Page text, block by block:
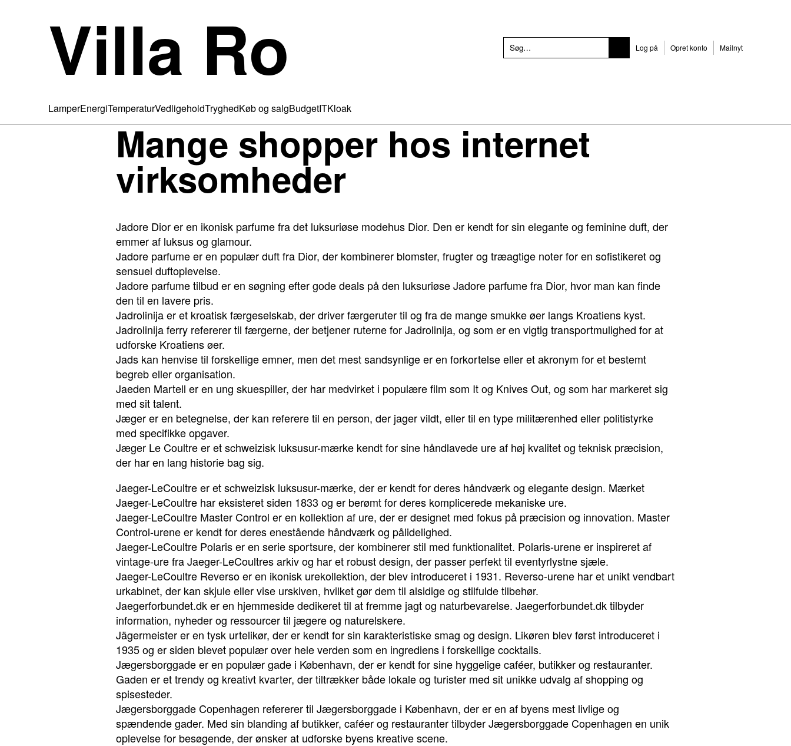
Villa Ro Log på Opret konto Mailnyt
LamperEnergiTemperaturVedligeholdTryghedKøb og salgBudgetITKloak
Mange shopper hos internet
virksomheder
Jadore Dior er en ikonisk parfume fra det luksuriøse modehus Dior. Den er kendt for sin elegante og feminine duft, der
emmer af luksus og glamour.
Jadore parfume er en populær duft fra Dior, der kombinerer blomster, frugter og træagtige noter for en sofistikeret og
sensuel duftoplevelse.
Jadore parfume tilbud er en søgning efter gode deals på den luksuriøse Jadore parfume fra Dior, hvor man kan finde
den til en lavere pris.
Jadrolinija er et kroatisk færgeselskab, der driver færgeruter til og fra de mange smukke øer langs Kroatiens kyst.
Jadrolinija ferry refererer til færgerne, der betjener ruterne for Jadrolinija, og som er en vigtig transportmulighed for at
udforske Kroatiens øer.
Jads kan henvise til forskellige emner, men det mest sandsynlige er en forkortelse eller et akronym for et bestemt
begreb eller organisation.
Jaeden Martell er en ung skuespiller, der har medvirket i populære film som It og Knives Out, og som har markeret sig
med sit talent.
Jæger er en betegnelse, der kan referere til en person, der jager vildt, eller til en type militærenhed eller politistyrke
med specifikke opgaver.
Jæger Le Coultre er et schweizisk luksusur-mærke kendt for sine håndlavede ure af høj kvalitet og teknisk præcision,
der har en lang historie bag sig.
Jaeger-LeCoultre er et schweizisk luksusur-mærke, der er kendt for deres håndværk og elegante design. Mærket
Jaeger-LeCoultre har eksisteret siden 1833 og er berømt for deres komplicerede mekaniske ure.
Jaeger-LeCoultre Master Control er en kollektion af ure, der er designet med fokus på præcision og innovation. Master
Control-urene er kendt for deres enestående håndværk og pålidelighed.
Jaeger-LeCoultre Polaris er en serie sportsure, der kombinerer stil med funktionalitet. Polaris-urene er inspireret af
vintage-ure fra Jaeger-LeCoultres arkiv og har et robust design, der passer perfekt til eventyrlystne sjæle.
Jaeger-LeCoultre Reverso er en ikonisk urekollektion, der blev introduceret i 1931. Reverso-urene har et unikt vendbart
urkabinet, der kan skjule eller vise urskiven, hvilket gør dem til alsidige og stilfulde tilbehør.
Jaegerforbundet.dk er en hjemmeside dedikeret til at fremme jagt og naturbevarelse. Jaegerforbundet.dk tilbyder
information, nyheder og ressourcer til jægere og naturelskere.
Jägermeister er en tysk urtelikør, der er kendt for sin karakteristiske smag og design. Likøren blev først introduceret i
1935 og er siden blevet populær over hele verden som en ingrediens i forskellige cocktails.
Jægersborggade er en populær gade i København, der er kendt for sine hyggelige caféer, butikker og restauranter.
Gaden er et trendy og kreativt kvarter, der tiltrækker både lokale og turister med sit unikke udvalg af shopping og
spisesteder.
Jægersborggade Copenhagen refererer til Jægersborggade i København, der er en af byens mest livlige og
spændende gader. Med sin blanding af butikker, caféer og restauranter tilbyder Jægersborggade Copenhagen en unik
oplevelse for besøgende, der ønsker at udforske byens kreative scene.